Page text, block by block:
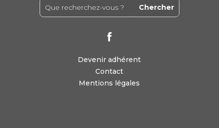
Devenir adhérent
Contact
Mentions légales